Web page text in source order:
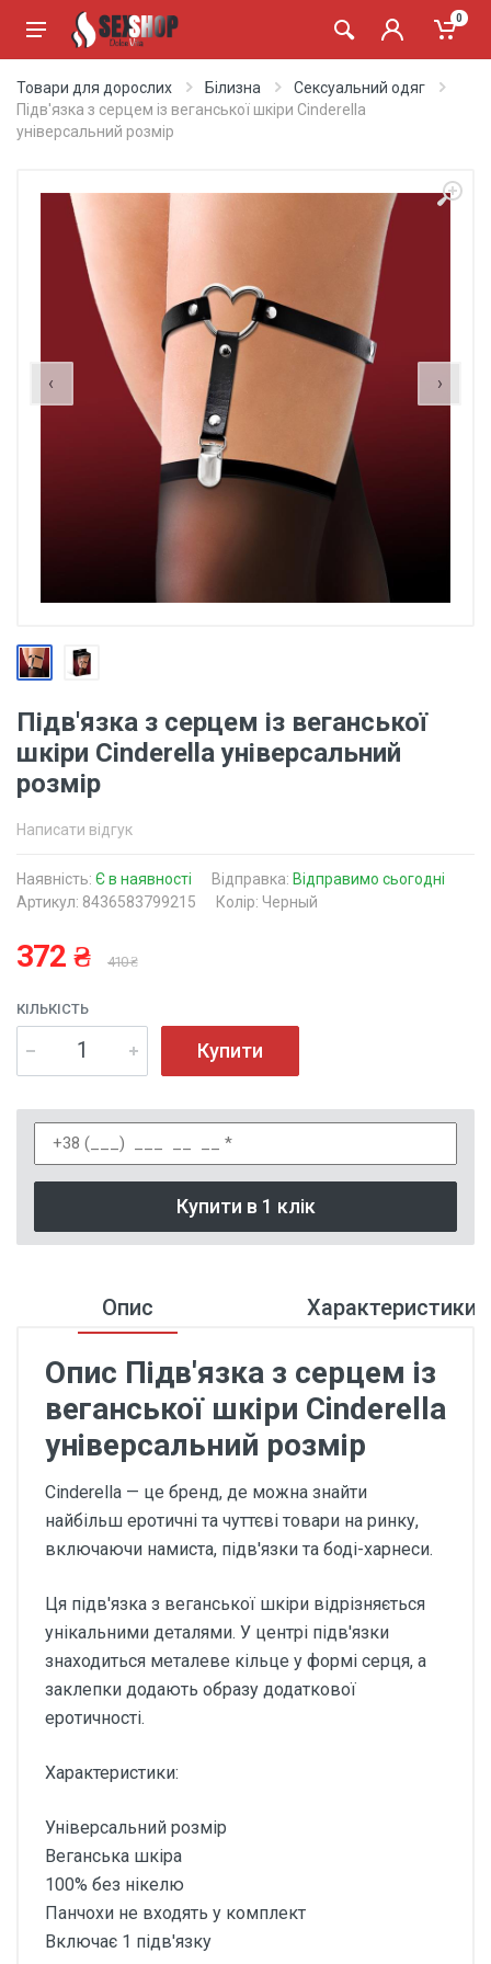
0
Товари для дорослих Білизна
Сексуальний одяг
Підв'язка з серцем із веганської шкіри Cinderella
універсальний розмір
‹ ›
Підв'язка з серцем із веганської
шкіри Cinderella універсальний
розмір
Написати відгук
Наявність: Є в наявності Відправка: Відправимо сьогодні
Артикул: 8436583799215
Колір: Черный
372 ₴ 410 ₴
КІЛЬКІСТЬ
Купити
Купити в 1 клік
Опис Характеристики
Опис Підв'язка з серцем із
веганської шкіри Cinderella
універсальний розмір
Cinderella — це бренд, де можна знайти
найбільш еротичні та чуттєві товари на ринку,
включаючи намиста, підв'язки та боді-харнеси.
Ця підв'язка з веганської шкіри відрізняється
унікальними деталями. У центрі підв'язки
знаходиться металеве кільце у формі серця, а
заклепки додають образу додаткової
еротичності.
Характеристики:
Універсальний розмір
Веганська шкіра
100% без нікелю
Панчохи не входять у комплект
Включає 1 підв'язку